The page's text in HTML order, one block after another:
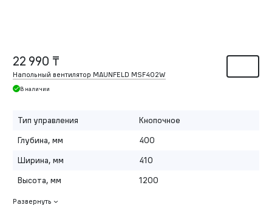
22 990 ₸
Напольный вентилятор MAUNFELD MSF402W
В наличии
Тип управления
Кнопочное
Глубина, мм
400
Ширина, мм
410
Высота, мм
1200
Развернуть